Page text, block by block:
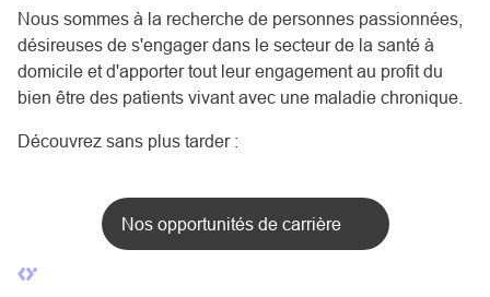
Nous sommes à la recherche de personnes passionnées,
désireuses de s'engager dans le secteur de la santé à
domicile et d'apporter tout leur engagement au profit du
bien être des patients vivant avec une maladie chronique.
Découvrez sans plus tarder :
Nos opportunités de carrière